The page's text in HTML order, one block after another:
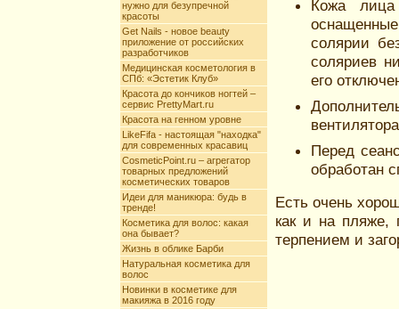
нужно для безупречной
красоты
Get Nails - новое beauty
приложение от российских
разработчиков
Медицинская косметология в
СПб: «Эстетик Клуб»
Красота до кончиков ногтей –
сервис PrettyMart.ru
Красота на генном уровне
LikeFifa - настоящая "находка"
для современных красавиц
CosmeticPoint.ru – агрегатор
товарных предложений
косметических товаров
Идеи для маникюра: будь в
тренде!
Косметика для волос: какая
она бывает?
Жизнь в облике Барби
Натуральная косметика для
волос
Новинки в косметике для
макияжа в 2016 году
Кожа лица
солярии
соляриев
его
Перед
обработан
Есть очень
как и на пляже,
терпением и